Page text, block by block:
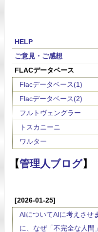
HELP
ご意見・ご感想
FLACデータベース
Flacデータベース(1)
Flacデータベース(2)
フルトヴェングラー
トスカニーニ
ワルター
【管理人ブログ】
[2026-01-25]
AIについてAIに考えさせ
に、なぜ「不完全な人間